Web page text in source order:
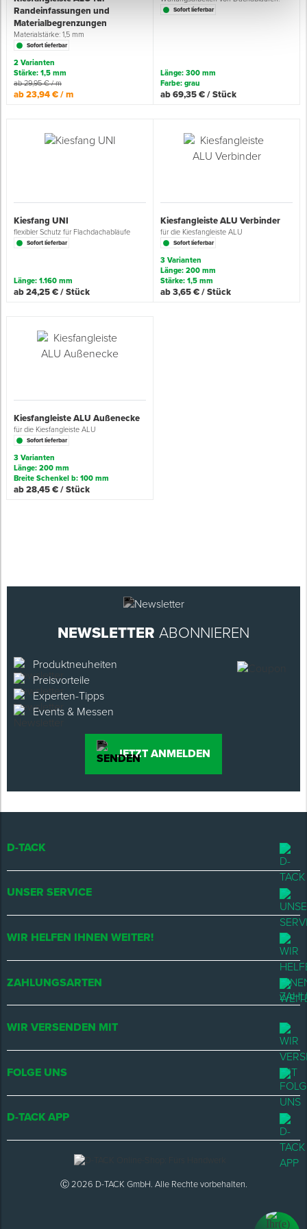
Randeinfassungen und
Materialbegrenzungen
Materialstärke: 1,5 mm
Sofort lieferbar
2 Varianten
Stärke: 1,5 mm
ab 29,95 € / m
ab 23,94 € / m
Sofort lieferbar
Länge: 300 mm
Farbe: grau
ab 69,35 € / Stück
Kiesfang UNI
flexibler Schutz für Flachdachabläufe
Sofort lieferbar
Länge: 1.160 mm
ab 24,25 € / Stück
Kiesfangleiste ALU Verbinder
für die Kiesfangleiste ALU
Sofort lieferbar
3 Varianten
Länge: 200 mm
Stärke: 1,5 mm
ab 3,65 € / Stück
Kiesfangleiste ALU Außenecke
für die Kiesfangleiste ALU
Sofort lieferbar
3 Varianten
Länge: 200 mm
Breite Schenkel b: 100 mm
ab 28,45 € / Stück
NEWSLETTER ABONNIEREN
Produktneuheiten
Preisvorteile
Experten-Tipps
Events & Messen
JETZT ANMELDEN
D-TACK
UNSER SERVICE
WIR HELFEN IHNEN WEITER!
ZAHLUNGSARTEN
WIR VERSENDEN MIT
FOLGE UNS
D-TACK APP
Ⓒ 2026 D-TACK GmbH. Alle Rechte vorbehalten.